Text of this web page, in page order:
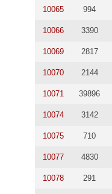
10065 994
10066 3390
10069 2817
10070 2144
10071 39896
10074 3142
10075 710
10077 4830
10078 291